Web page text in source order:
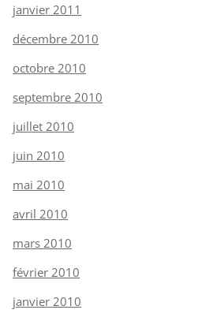
janvier 2011
décembre 2010
octobre 2010
septembre 2010
juillet 2010
juin 2010
mai 2010
avril 2010
mars 2010
février 2010
janvier 2010